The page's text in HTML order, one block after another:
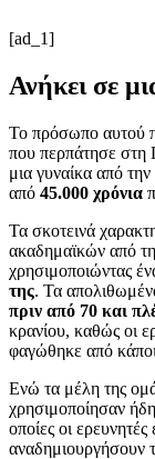
[ad_1]
Ανήκει σε
Το πρόσωπο αυτού
που περπάτησε στη
μια γυναίκα από
από 45.000 χρόνια
Τα σκοτεινά
ακαδημαϊκών από τη
χρησιμοποιώντας
της. Τα
πριν από 70 και
κρανίου, καθώς οι
φαγώθηκε από
Ενώ τα μέλη της
χρησιμοποίησαν
οποίες οι
αναδημιουργήσουν